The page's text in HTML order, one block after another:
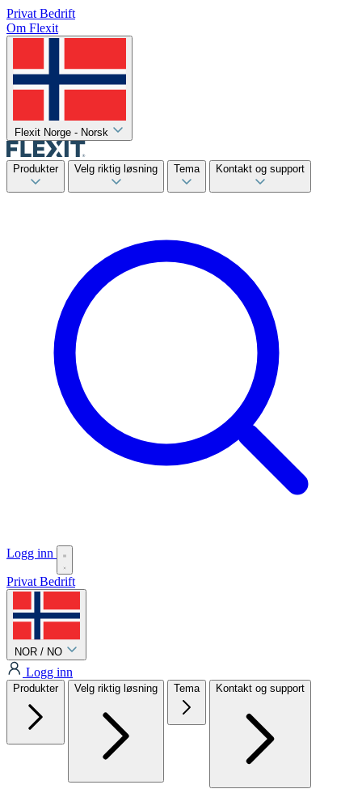
Privat Bedrift
Om Flexit
Flexit Norge - Norsk
Produkter Velg riktig løsning Tema Kontakt og support
Logg inn
Privat Bedrift
NOR / NO
Logg inn
Produkter Velg riktig løsning Tema Kontakt og support